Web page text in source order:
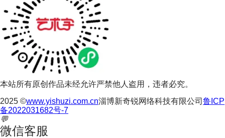
本站所有原创作品未经允许严禁他人盗用，违者必究。
2025 ©www.yishuzi.com.cn淄博新奇锐网络科技有限公司 鲁ICP
备2022031682号-7
💬
微信客服